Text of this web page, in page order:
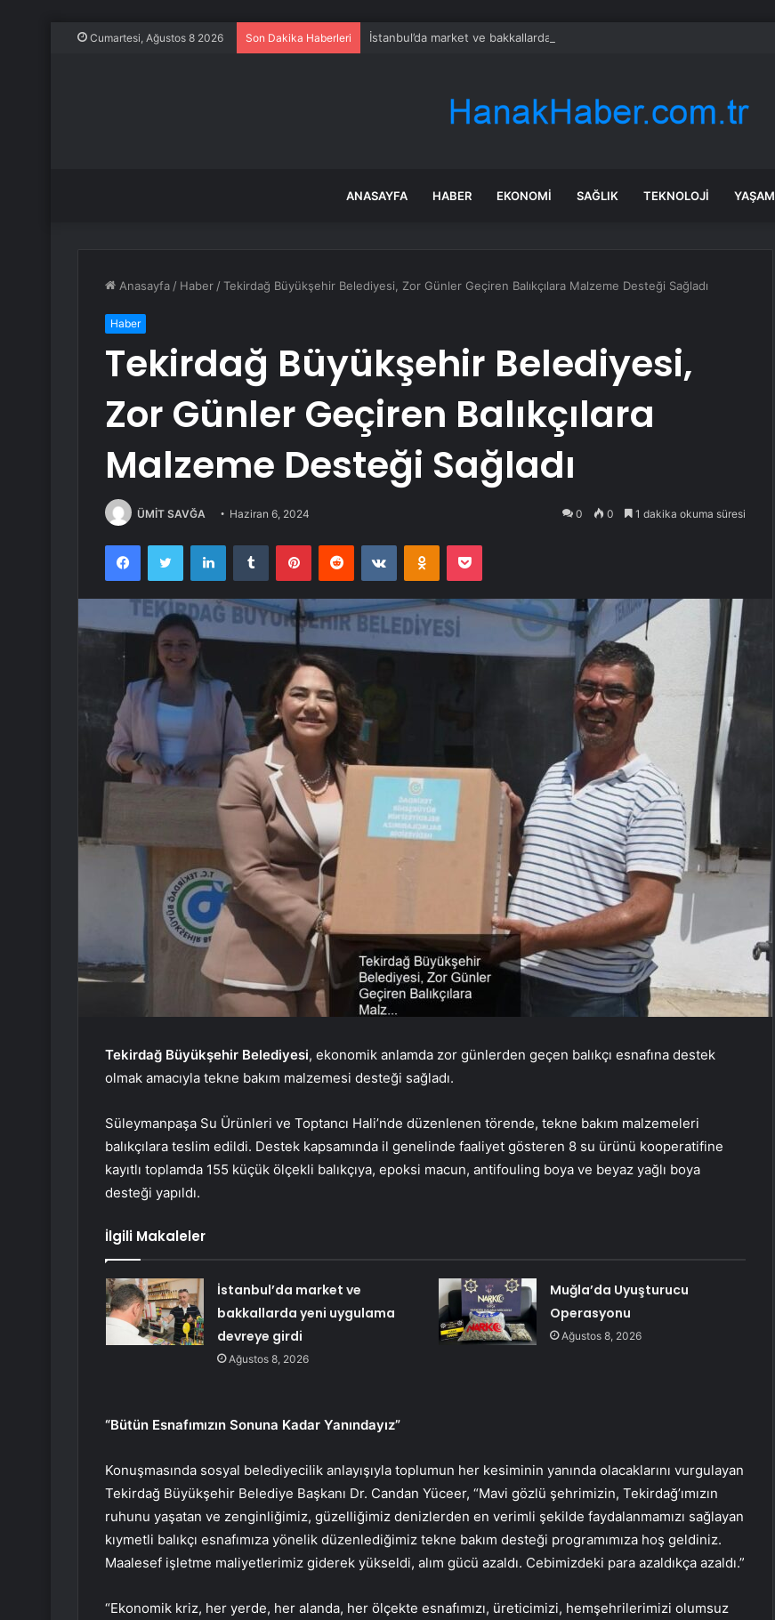
Cumartesi, Ağustos 8 2026 Son Dakika Haberleri İstanbul’da market ve bakkallarda yeni uygulama devreye girdi
ANASAYFA HABER EKONOMI SAĞLIK TEKNOLOJI YAŞAM
Anasayfa / Haber /Tekirdağ Büyükşehir Belediyesi, Zor Günler Geçiren Balıkçılara Malzeme Desteği Sağladı
Haber
Tekirdağ Büyükşehir Belediyesi,
Zor Günler Geçiren Balıkçılara
Malzeme Desteği Sağladı
ÜMİT SAVĞA Haziran 6, 2024 0 0 1 dakika okuma süresi
FacebookTwitter LinkedInTumblr PinterestReddit VKontakteOdnoklassniki
Pocket
Tekirdağ Büyükşehir Belediyesi, ekonomik anlamda zor günlerden geçen balıkçı esnafına destek
olmak amacıyla tekne bakım malzemesi desteği sağladı.
Süleymanpaşa Su Ürünleri ve Toptancı Hali’nde düzenlenen törende, tekne bakım malzemeleri
balıkçılara teslim edildi. Destek kapsamında il genelinde faaliyet gösteren 8 su ürünü kooperatifine
kayıtlı toplamda 155 küçük ölçekli balıkçıya, epoksi macun, antifouling boya ve beyaz yağlı boya
desteği yapıldı.
İlgili Makaleler
İstanbul’da market ve
bakkallarda yeni uygulama
devreye girdi
Ağustos 8, 2026
Muğla’da Uyuşturucu
Operasyonu
Ağustos 8, 2026
“Bütün Esnafımızın Sonuna Kadar Yanındayız”
Konuşmasında sosyal belediyecilik anlayışıyla toplumun her kesiminin yanında olacaklarını vurgulayan
Tekirdağ Büyükşehir Belediye Başkanı Dr. Candan Yüceer, “Mavi gözlü şehrimizin, Tekirdağ’ımızın
ruhunu yaşatan ve zenginliğimiz, güzelliğimiz denizlerden en verimli şekilde faydalanmamızı sağlayan
kıymetli balıkçı esnafımıza yönelik düzenlediğimiz tekne bakım desteği programımıza hoş geldiniz.
Maalesef işletme maliyetlerimiz giderek yükseldi, alım gücü azaldı. Cebimizdeki para azaldıkça azaldı.”
“Ekonomik kriz, her yerde, her alanda, her ölçekte esnafımızı, üreticimizi, hemşehrilerimizi olumsuz